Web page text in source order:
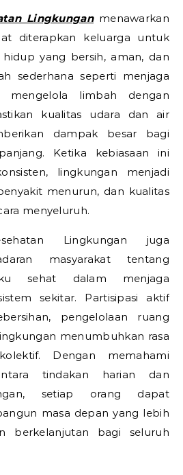
Lingkunganmenawarkan
diterapkan keluarga untuk
yang bersih, aman, dan
sederhana seperti menjaga
mengelola limbah dengan
kualitas udara dan air
dampak besar bagi
Ketika kebiasaan ini
lingkungan menjadi
menurun, dan kualitas
menyeluruh.
Lingkungan juga
masyarakat tentang
sehat dalam menjaga
sekitar. Partisipasi aktif
pengelolaan ruang
menumbuhkan rasa
Dengan memahami
tindakan harian dan
setiap orang dapat
masa depan yang lebih
berkelanjutan bagi seluruh